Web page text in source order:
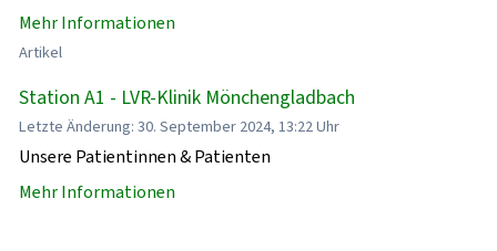
Mehr Informationen
Artikel
Station A1 - LVR-Klinik Mönchengladbach
Letzte Änderung: 30. September 2024, 13:22 Uhr
Unsere Patientinnen & Patienten
Mehr Informationen